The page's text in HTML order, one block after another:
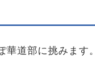
道部に挑みます。